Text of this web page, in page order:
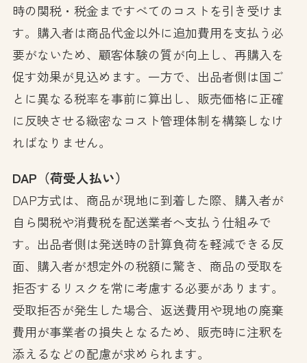
時の関税・税金まですべてのコストを引き受けま
す。購入者は商品代金以外に追加費用を支払う必
要がないため、顧客体験の質が向上し、再購入を
促す効果が見込めます。一方で、出品者側は国ご
とに異なる税率を事前に算出し、販売価格に正確
に反映させる緻密なコスト管理体制を構築しなけ
ればなりません。
DAP（荷受人払い）
DAP方式は、商品が現地に到着した際、購入者が
自ら関税や消費税を配送業者へ支払う仕組みで
す。出品者側は発送時の計算負荷を軽減できる反
面、購入者が想定外の税額に驚き、商品の受取を
拒否するリスクを常に考慮する必要があります。
受取拒否が発生した場合、返送費用や現地の廃棄
費用が事業者の損失となるため、販売時に注釈を
添えるなどの配慮が求められます。